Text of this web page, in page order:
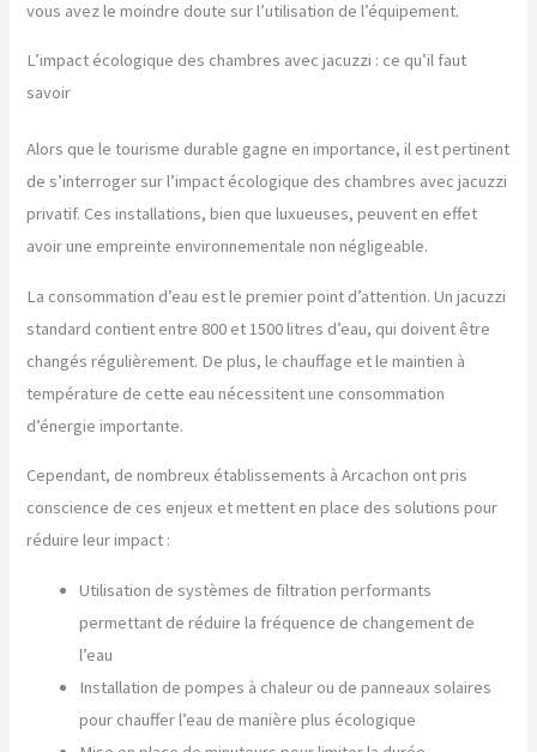
vous avez le moindre doute sur l’utilisation de l’équipement.
L’impact écologique des chambres avec jacuzzi : ce qu’il faut
savoir
Alors que le tourisme durable gagne en importance, il est pertinent
de s’interroger sur l’impact écologique des chambres avec jacuzzi
privatif. Ces installations, bien que luxueuses, peuvent en effet
avoir une empreinte environnementale non négligeable.
La consommation d’eau est le premier point d’attention. Un jacuzzi
standard contient entre 800 et 1500 litres d’eau, qui doivent être
changés régulièrement. De plus, le chauffage et le maintien à
température de cette eau nécessitent une consommation
d’énergie importante.
Cependant, de nombreux établissements à Arcachon ont pris
conscience de ces enjeux et mettent en place des solutions pour
réduire leur impact :
Utilisation de systèmes de filtration performants
permettant de réduire la fréquence de changement de
l’eau
Installation de pompes à chaleur ou de panneaux solaires
pour chauffer l’eau de manière plus écologique